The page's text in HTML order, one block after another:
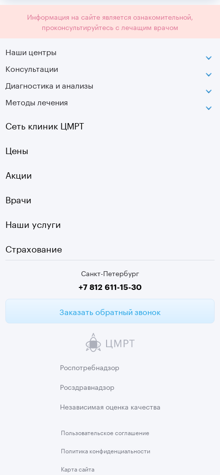
Информация на сайте является ознакомительной,
проконсультируйтесь с лечащим врачом
Наши центры
Петроградская
Лаборатория движения
Московская
Озерки
Садовая
Старая Деревня
Девяткино
г. Колпино
Консультации
Диагностика и анализы
МРТ
Оптическая топография
УЗДГ
Чек-ап
ЭКГ
Медицинские анализы
Методы лечения
Санкт-Петербург
+7 812 611-15-30
Заказать обратный звонок
Сеть клиник ЦМРТ
Цены
Акции
Врачи
Наши услуги
Страхование
Пользовательскоесоглашение
Политика конфиденциальности
Карта сайта
Роспотребнадзор
Росздравнадзор
Независимая оценка качества